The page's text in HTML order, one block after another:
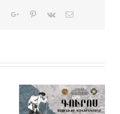
TumblrGoogle+Pinterest
Vk Email